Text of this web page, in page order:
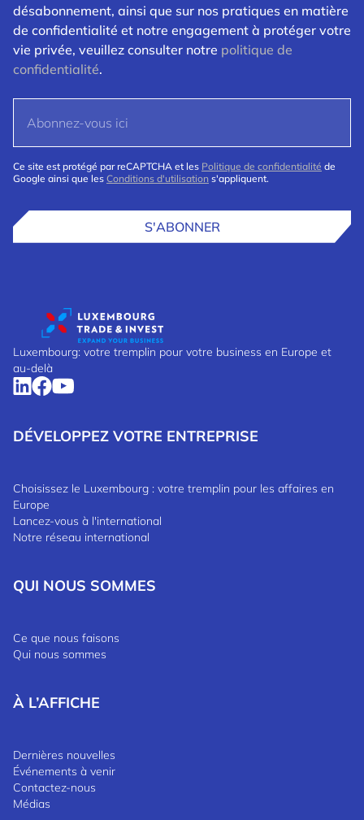
désabonnement, ainsi que sur nos pratiques en matière
de confidentialité et notre engagement à protéger votre
vie privée, veuillez consulter notre politique de
confidentialité.
Ce site est protégé par reCAPTCHA et les Politique de confidentialité de
Google ainsi que les Conditions d'utilisation s'appliquent.
S'ABONNER
Luxembourg: votre tremplin pour votre business en Europe et
au-delà
DÉVELOPPEZ VOTRE ENTREPRISE
Choisissez le Luxembourg : votre tremplin pour les affaires en
Europe
Lancez-vous à l'international
Notre réseau international
QUI NOUS SOMMES
Ce que nous faisons
Qui nous sommes
À L’AFFICHE
Dernières nouvelles
Événements à venir
Contactez-nous
Médias